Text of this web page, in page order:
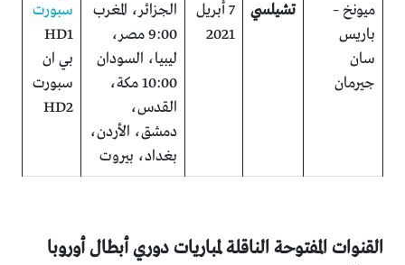
ميونخ –
باريس
سان
جيرمان
تشيلسي
7 أبريل
2021
الجزائر، المغرب
9:00 مصر،
ليبيا، السودان
10:00 مكة،
القدس،
دمشق، الأردن،
بغداد، بيروت
سبورت
HD1
بي ان
سبورت
HD2
القنوات المفتوحة الناقلة لمباريات دوري أبطال أوروبا